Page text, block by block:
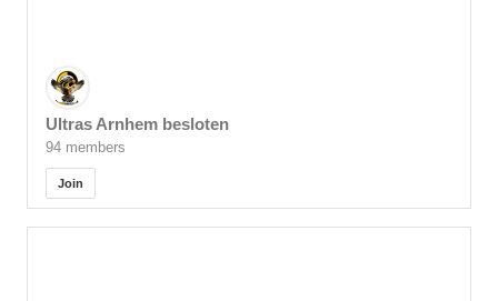
Ultras Arnhem besloten
94 members
Join